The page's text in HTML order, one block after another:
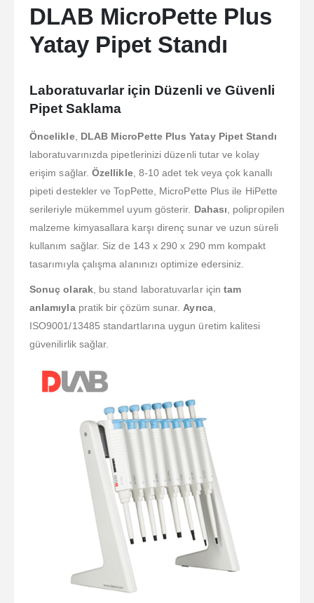
DLAB MicroPette Plus
Yatay Pipet Standı
Laboratuvarlar için Düzenli ve Güvenli
Pipet Saklama
Öncelikle, DLAB MicroPette Plus Yatay Pipet Standı
laboratuvarınızda pipetlerinizi düzenli tutar ve kolay
erişim sağlar.Özellikle, 8-10 adet tek veya çok kanallı
pipeti destekler ve TopPette, MicroPette Plus ile HiPette
serileriyle mükemmel uyum gösterir. Dahası , polipropilen
malzeme kimyasallara karşı direnç sunar ve uzun süreli
kullanım sağlar. Siz de 143 x 290 x 290 mm kompakt
tasarımıyla çalışma alanınızı optimize edersiniz.
Sonuç olarak, bu stand laboratuvarlar içintam
anlamıylapratik bir çözüm sunar. Ayrıca,
ISO9001/13485 standartlarına uygun üretim kalitesi
güvenilirlik sağlar.